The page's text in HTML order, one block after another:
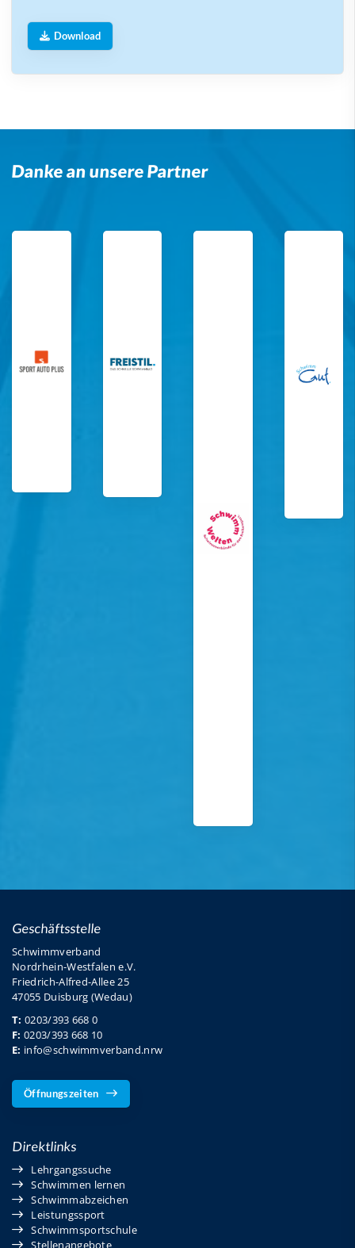
Download
Danke an unsere Partner
Geschäftsstelle
Schwimmverband
Nordrhein-Westfalen e.V.
Friedrich-Alfred-Allee 25
47055 Duisburg (Wedau)
T: 0203/393 668 0
F: 0203/393 668 10
E: info@schwimmverband.nrw
Öffnungszeiten
Direktlinks
Lehrgangssuche
Schwimmen lernen
Schwimmabzeichen
Leistungssport
Schwimmsportschule
Stellenangebote